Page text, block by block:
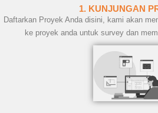
1. KUNJUNGAN
Daftarkan Proyek Anda disini, kami akan
ke proyek anda untuk survey dan